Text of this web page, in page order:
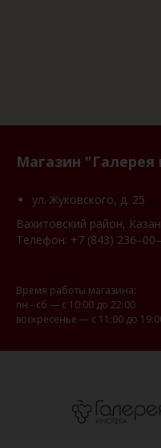
Магазин "Галерея
ул. Жуковского, д. 25
Вахитовский район,
Телефон: +7 (843)
Время работы магазина:
пн - сб — с 10:00 до 22:00
воскресенье — с 11:00 до